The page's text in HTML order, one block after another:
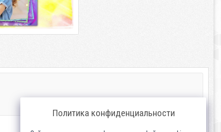
Политика конфиденциальности